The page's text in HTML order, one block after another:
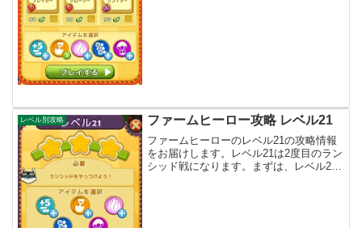
レベル別攻略 ファームヒーロー攻略 レベル21
ファームヒーローのレベル21の攻略情報
をお届けします。レベル21は2度目のラン
シッド戦になります。まずは、レベル21